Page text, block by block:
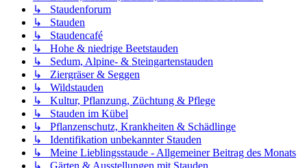
↳ Staudenforum
↳ Stauden
↳ Staudencafé
↳ Hohe & niedrige Beetstauden
↳ Sedum, Alpine- & Steingartenstauden
↳ Ziergräser & Seggen
↳ Wildstauden
↳ Kultur, Pflanzung, Züchtung & Pflege
↳ Stauden im Kübel
↳ Pflanzenschutz, Krankheiten & Schädlinge
↳ Identifikation unbekannter Stauden
↳ Meine Lieblingsstaude - Allgemeiner Beitrag des Monats
↳ Gärten & Ausstellungen mit Stauden